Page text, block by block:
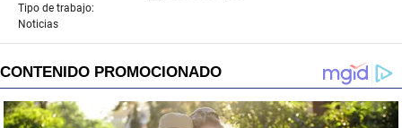
Tipo de trabajo:
Noticias